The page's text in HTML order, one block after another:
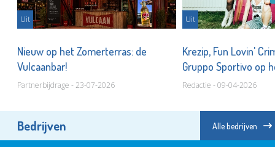
Uit
Nieuw op het Zomerterras: de
Vulcaanbar!
Partnerbijdrage - 23-07-2026
Uit
Krezip, Fun Lovin'
Gruppo Sportivo op
Redactie - 09-04-2026
Bedrijven Alle bedrijven